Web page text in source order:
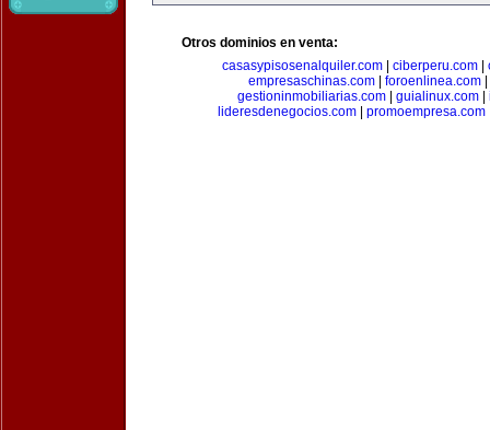
Otros dominios en venta:
casasypisosenalquiler.com
ciberperu.com
empresaschinas.com| foroenlinea.com|
gestioninmobiliarias.com| guialinux.com|
lideresdenegocios.com
promoempresa.com